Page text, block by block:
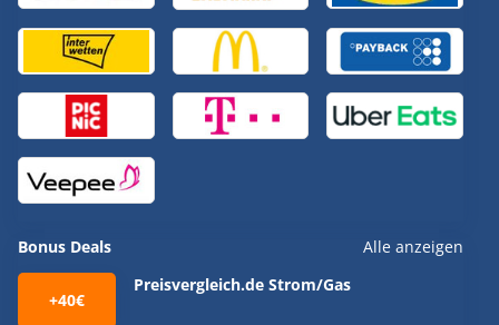
Bonus Deals Alle anzeigen
+40€
Preisvergleich.de Strom/Gas